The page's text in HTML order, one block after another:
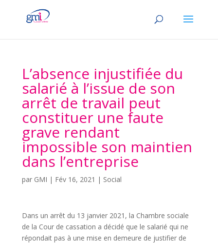
L’absence injustifiée du
salarié à l’issue de son
arrêt de travail peut
constituer une faute
grave rendant
impossible son maintien
dans l’entreprise
par GMI | Fév 16, 2021 | Social
Dans un arrêt du 13 janvier 2021, la Chambre sociale
de la Cour de cassation a décidé que le salarié qui ne
répondait pas à une mise en demeure de justifier de